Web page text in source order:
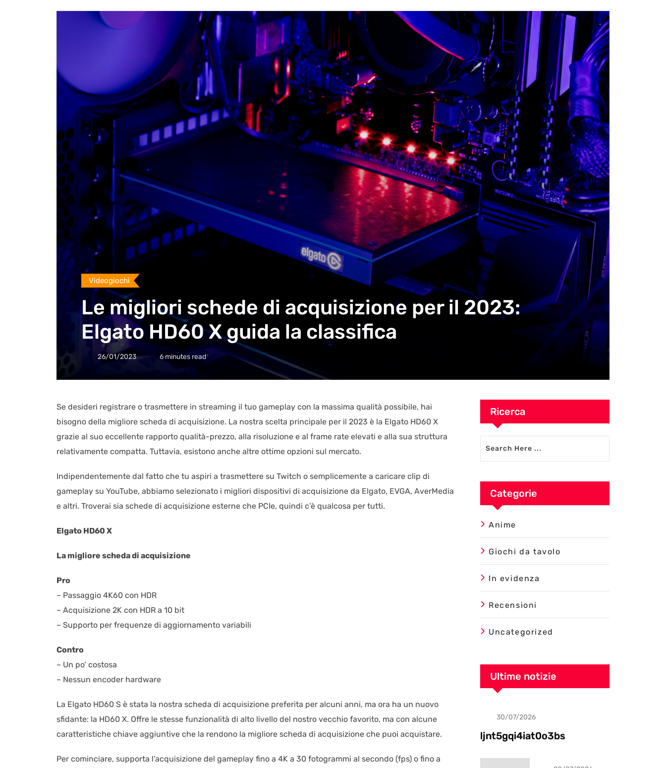
Videogiochi
Le migliori schede di acquisizione per il 2023:
Elgato HD60 X guida la classifica
26/01/2023 6 minutes read
Se desideri registrare o trasmettere in streaming il tuo gameplay con la massima qualità possibile, hai
bisogno della migliore scheda di acquisizione. La nostra scelta principale per il 2023 è la Elgato HD60 X
grazie al suo eccellente rapporto qualità-prezzo, alla risoluzione e al frame rate elevati e alla sua struttura
relativamente compatta. Tuttavia, esistono anche altre ottime opzioni sul mercato.
Indipendentemente dal fatto che tu aspiri a trasmettere su Twitch o semplicemente a caricare clip di
gameplay su YouTube, abbiamo selezionato i migliori dispositivi di acquisizione da Elgato, EVGA, AverMedia
e altri. Troverai sia schede di acquisizione esterne che PCIe, quindi c’è qualcosa per tutti.
Elgato HD60 X
La migliore scheda di acquisizione
Pro
– Passaggio 4K60 con HDR
– Acquisizione 2K con HDR a 10 bit
– Supporto per frequenze di aggiornamento variabili
Contro
– Un po’ costosa
– Nessun encoder hardware
La Elgato HD60 S è stata la nostra scheda di acquisizione preferita per alcuni anni, ma ora ha un nuovo
sfidante: la HD60 X. Offre le stesse funzionalità di alto livello del nostro vecchio favorito, ma con alcune
caratteristiche chiave aggiuntive che la rendono la migliore scheda di acquisizione che puoi acquistare.
Per cominciare, supporta l’acquisizione del gameplay fino a 4K a 30 fotogrammi al secondo (fps) o fino a
Ricerca
Categorie
Anime
Giochi da tavolo
In evidenza
Recensioni
Uncategorized
Ultime notizie
Uncategorized
30/07/2026
ljnt5gqi4iat0o3bs